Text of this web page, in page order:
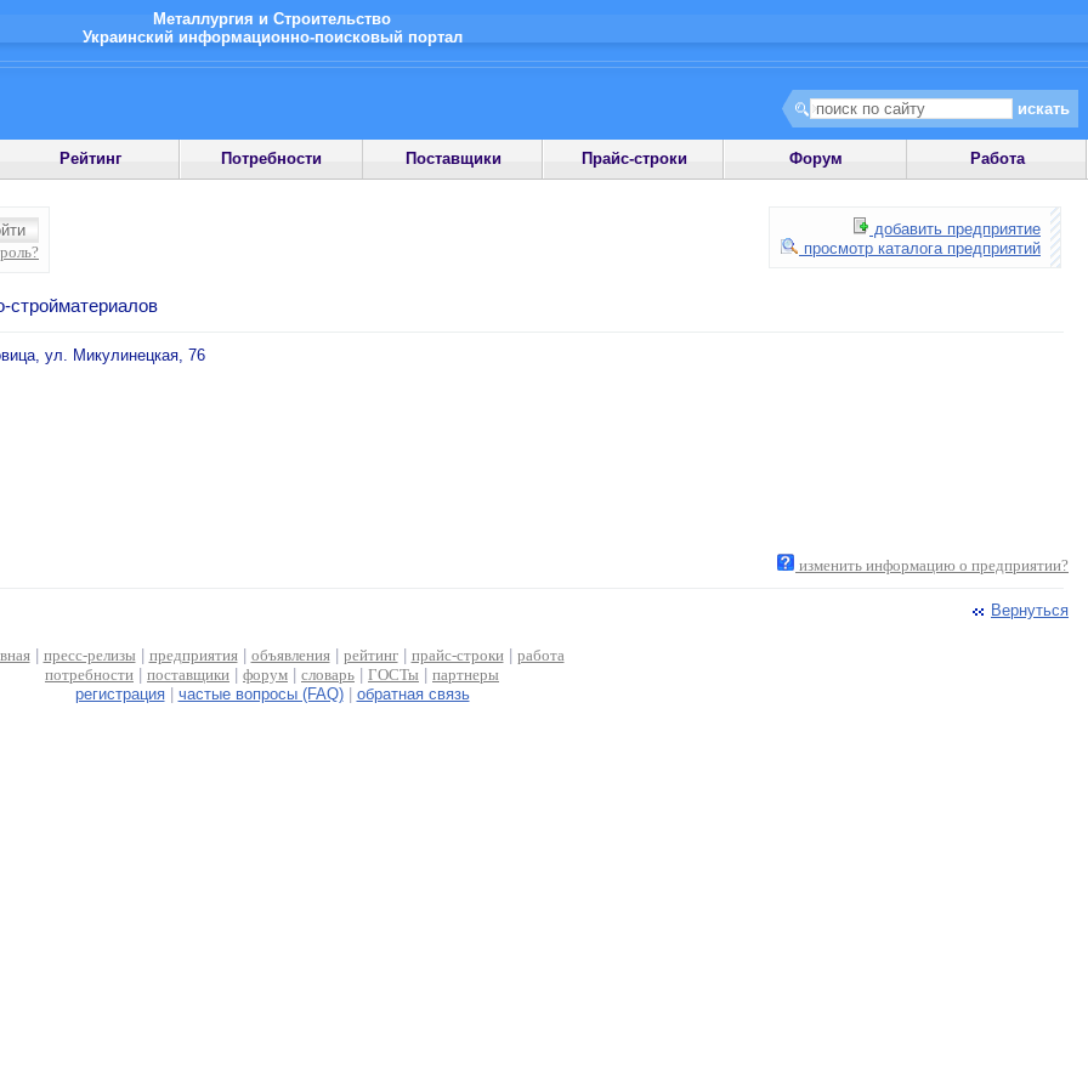
Металлургия и Строительство
Украинский информационно-поисковый портал
Рейтинг Потребности Поставщики Прайс-строки Форум Работа
добавить предприятие
просмотр каталога предприятий
стройматериалов
ул. Микулинецкая, 76
изменить информацию о предприятии?
Вернуться
| пресс-релизы предприятия| объявления| рейтинг| прайс-строки| работа
потребности
поставщики форум словарь ГОСТы
партнеры
регистрация| частые вопросы (FAQ)| обратная связь